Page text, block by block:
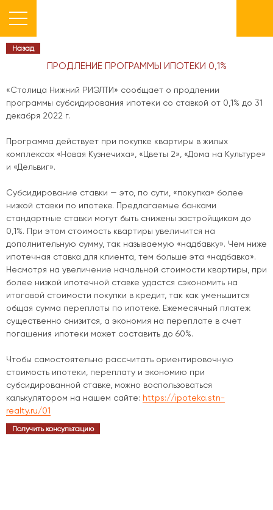
Назад
ПРОДЛЕНИЕ ПРОГРАММЫ ИПОТЕКИ 0,1%
«Столица Нижний РИЭЛТИ» сообщает о продлении
программы субсидирования ипотеки со ставкой от 0,1% до 31
декабря 2022 г.
Программа действует при покупке квартиры в жилых
комплексах «Новая Кузнечиха», «Цветы 2», «Дома на Культуре»
и «Дельвиг».
Субсидирование ставки — это, по сути, «покупка» более
низкой ставки по ипотеке. Предлагаемые банками
стандартные ставки могут быть снижены застройщиком до
0,1%. При этом стоимость квартиры увеличится на
дополнительную сумму, так называемую «надбавку». Чем ниже
ипотечная ставка для клиента, тем больше эта «надбавка».
Несмотря на увеличение начальной стоимости квартиры, при
более низкой ипотечной ставке удастся сэкономить на
итоговой стоимости покупки в кредит, так как уменьшится
общая сумма переплаты по ипотеке. Ежемесячный платеж
существенно снизится, а экономия на переплате в счет
погашения ипотеки может составить до 60%.
Чтобы самостоятельно рассчитать ориентировочную
стоимость ипотеки, переплату и экономию при
субсидированной ставке, можно воспользоваться
калькулятором на нашем сайте: https://ipoteka.stn-
realty.ru/01
Получить консультацию